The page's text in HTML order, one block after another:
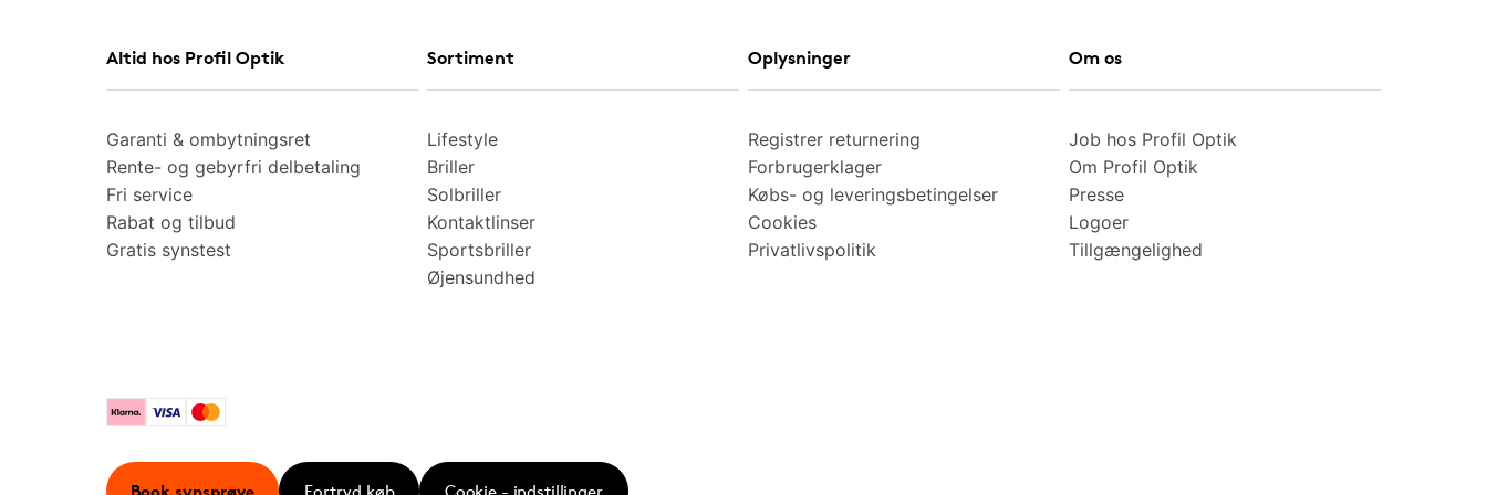
Altid hos Profil Optik
Garanti & ombytningsret
Rente- og gebyrfri delbetaling
Fri service
Rabat og tilbud
Gratis synstest
Sortiment
Lifestyle
Briller
Solbriller
Kontaktlinser
Sportsbriller
Øjensundhed
Oplysninger
Registrer returnering
Forbrugerklager
Købs- og leveringsbetingelser
Cookies
Privatlivspolitik
Om os
Job hos Profil Optik
Om Profil Optik
Presse
Logoer
Tillgængelighed
KlarnaVisa Mastercard